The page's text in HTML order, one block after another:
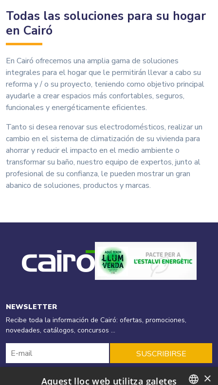
Todas las soluciones para su hogar
en Cairó
En Cairó ofrecemos una amplia gama de soluciones
integrales para el hogar que le permitirán llevar a cabo su
reforma y / o su proyecto, teniendo como objetivo principal
ayudarle a crear espacios más confortables, seguros,
funcionales y energéticamente eficientes.
Tanto si desea renovar sus electrodomésticos, realizar un
cambio en el sistema de climatización de su vivienda para
ahorrar y reducir el impacto en el medio ambiente o
transformar su baño, nuestro equipo de expertos, junto al
profesional de su confianza, le pueden mostrar un gran
abanico de soluciones, productos y marcas.
NEWSLETTER
Recibe toda la información de Cairó: ofertas, promociones,
novedades, catálogos, concursos ...
SUSCRIBIRSE
×
Aquest lloc web utilitza galetes